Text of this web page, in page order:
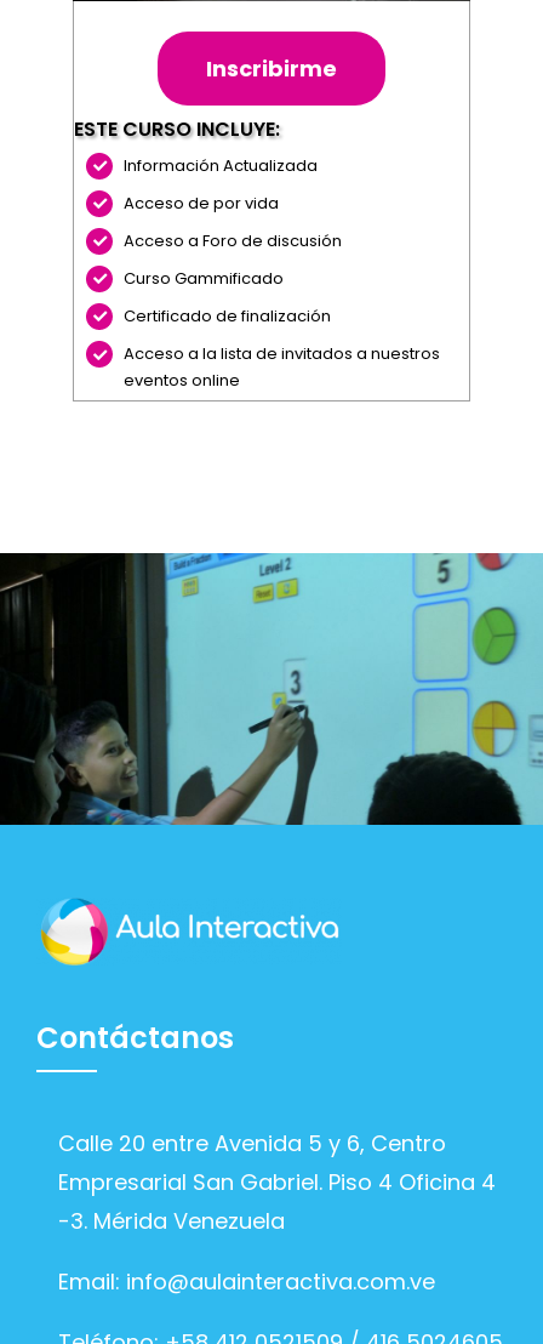
Inscribirme
ESTE CURSO INCLUYE:
Información Actualizada
Acceso de por vida
Acceso a Foro de discusión
Curso Gammificado
Certificado de finalización
Acceso a la lista de invitados a nuestros
eventos online
Contáctanos
Calle 20 entre Avenida 5 y 6, Centro
Empresarial San Gabriel. Piso 4 Oficina 4
-3. Mérida Venezuela
Email: info@aulainteractiva.com.ve